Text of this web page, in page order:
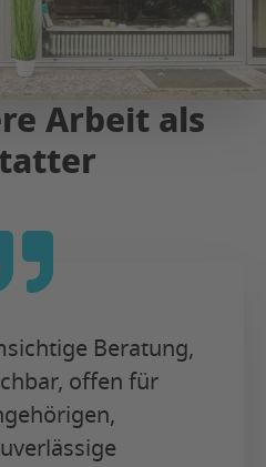
Arbeit als
Beratung,
offen für